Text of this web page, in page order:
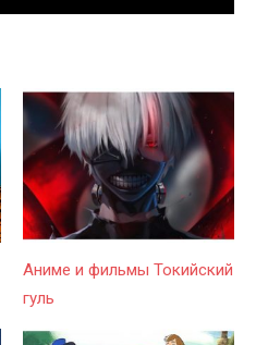
Аниме и фильмы Токийский
гуль